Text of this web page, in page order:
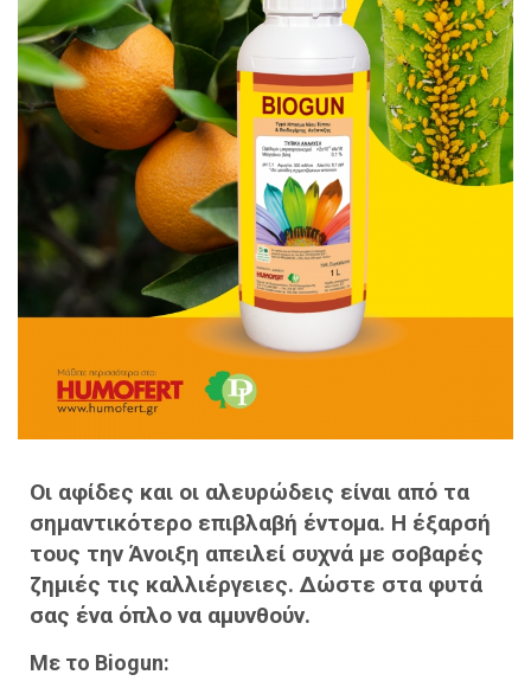
Οι αφίδες και οι αλευρώδεις είναι από τα
σημαντικότερo επιβλαβή έντομα. Η έξαρσή
τους την Άνοιξη απειλεί συχνά με σοβαρές
ζημιές τις καλλιέργειες. Δώστε στα φυτά
σας ένα όπλο να αμυνθούν.
Με το Biogun: